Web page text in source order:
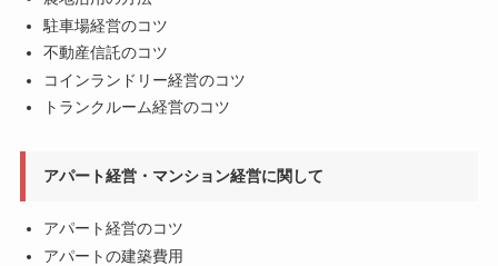
駐車場経営のコツ
不動産信託のコツ
コインランドリー経営のコツ
トランクルーム経営のコツ
アパート経営・マンション経営に関して
アパート経営のコツ
アパートの建築費用